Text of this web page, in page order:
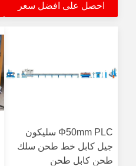
احصل على افضل سعر
Φ50mm PLC سليكون
جيل كابل خط طحن سلك
طحن كابل طحن